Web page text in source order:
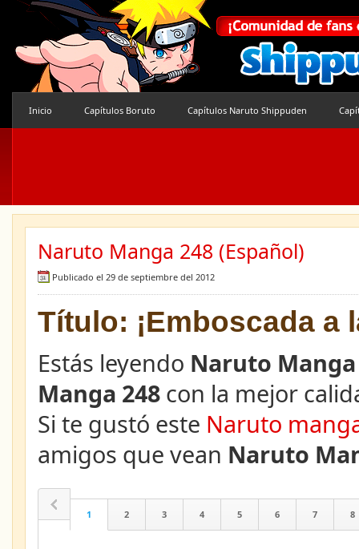
Inicio Capítulos Boruto Capítulos Naruto Shippuden
Naruto Manga 248 (Español)
Publicado el 29 de septiembre del 2012
Título: ¡Emboscada a
Estás leyendo Naruto Manga
Manga 248 con la mejor
Si te gustó este Naruto
amigos que vean Naruto
1 2 3 4 5 6 7 8